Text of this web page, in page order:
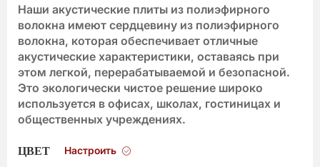
Наши акустические плиты из полиэфирного
волокна имеют сердцевину из полиэфирного
волокна, которая обеспечивает отличные
акустические характеристики, оставаясь при
этом легкой, перерабатываемой и безопасной.
Это экологически чистое решение широко
используется в офисах, школах, гостиницах и
общественных учреждениях.
ЦВЕТ Настроить